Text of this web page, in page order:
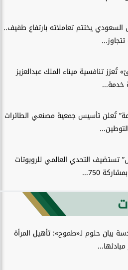
يختتم تعاملاته بارتفاع طفيف..
تُعزز تنافسية ميناء الملك عبدالعزيز
خدمة...
تُعلن تأسيس جمعية مصنعي الطائرات
تستضيف التحدي العالمي للروبوتات
بيان حلوم لـ«طموح»: تأهيل المرأة
مبادئها...